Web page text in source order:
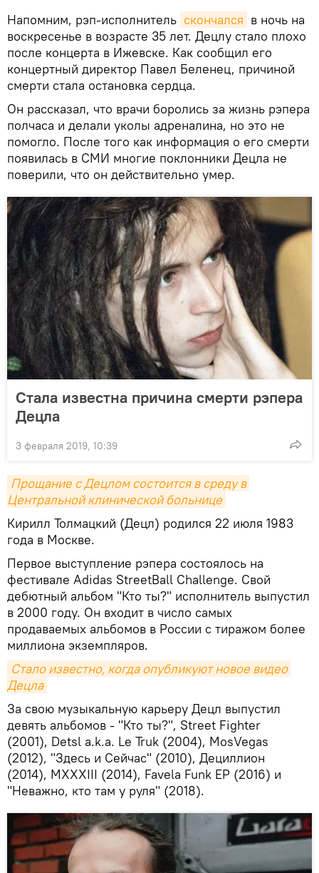
Напомним, рэп-исполнитель скончался в ночь на
воскресенье в возрасте 35 лет. Децлу стало плохо
после концерта в Ижевске. Как сообщил его
концертный директор Павел Беленец, причиной
смерти стала остановка сердца.
Он рассказал, что врачи боролись за жизнь рэпера
полчаса и делали уколы адреналина, но это не
помогло. После того как информация о его смерти
появилась в СМИ многие поклонники Децла не
поверили, что он действительно умер.
Стала известна причина смерти рэпера
Децла
3 февраля 2019, 10:39
Прощание с Децлом состоится в среду в
Центральной клинической больнице
Кирилл Толмацкий (Децл) родился 22 июля 1983
года в Москве.
Первое выступление рэпера состоялось на
фестивале Adidas StreetBall Challenge. Свой
дебютный альбом "Кто ты?" исполнитель выпустил
в 2000 году. Он входит в число самых
продаваемых альбомов в России с тиражом более
миллиона экземпляров.
Стало известно, когда опубликуют новое видео
Децла
За свою музыкальную карьеру Децл выпустил
девять альбомов - "Кто ты?", Street Fighter
(2001), Detsl a.k.a. Le Truk (2004), MosVegas
(2012), "Здесь и Сейчас" (2010), Дециллион
(2014), MXXXIII (2014), Favela Funk EP (2016) и
"Неважно, кто там у руля" (2018).